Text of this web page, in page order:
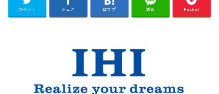
ツイート シェア はてブ 送る Pocket